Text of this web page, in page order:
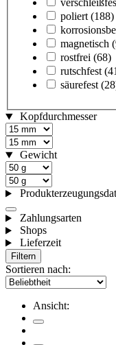
poliert (188)
magnetisch
rostfrei (68)
rutschfest
säurefest
Kopfdurchmesser
Gewicht
Zahlungsarten
Shops
Lieferzeit
Filtern
Sortieren nach:
Ansicht: